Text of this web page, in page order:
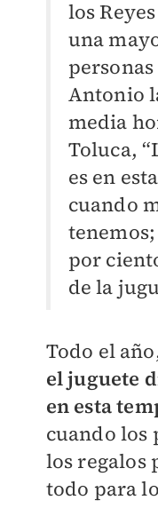
los
una
Antonio
media
Toluca,
es en
cuando
por
de la
Todo el
el juguete
en esta
cuando los
los regalos
todo para